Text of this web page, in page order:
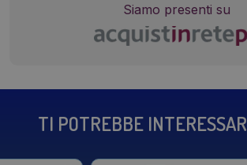
Siamo presenti su
TI POTREBBE